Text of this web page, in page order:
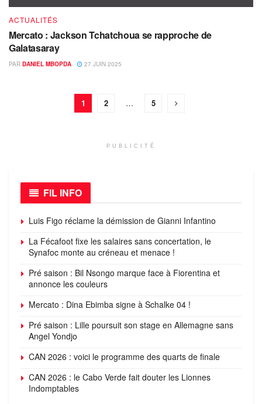
ACTUALITÉS
Mercato : Jackson Tchatchoua se rapproche de
Galatasaray
PAR DANIEL MBOPDA 27 JUIN 2025
1 2 … 5
PUBLICITÉ
FIL INFO
Luis Figo réclame la démission de Gianni Infantino
La Fécafoot fixe les salaires sans concertation, le
Synafoc monte au créneau et menace !
Pré saison : Bil Nsongo marque face à Fiorentina et
annonce les couleurs
Mercato : Dina Ebimba signe à Schalke 04 !
Pré saison : Lille poursuit son stage en Allemagne sans
Angel Yondjo
CAN 2026 : voici le programme des quarts de finale
CAN 2026 : le Cabo Verde fait douter les Lionnes
Indomptables